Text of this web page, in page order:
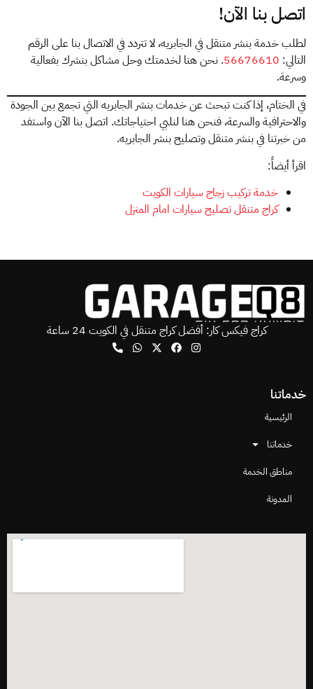
اتصل بنا الآن!
لطلب خدمة بنشر متنقل في الجابريه، لا تتردد في الاتصال بنا على الرقم
التالي: 56676610. نحن هنا لخدمتك وحل مشاكل بنشرك بفعالية
وسرعة.
في الختام، إذا كنت تبحث عن خدمات بنشر الجابريه التي تجمع بين الجودة
والاحترافية والسرعة، فنحن هنا لنلبي احتياجاتك. اتصل بنا الآن واستفد
من خبرتنا في بنشر متنقل وتصليح بنشر الجابريه.
اقرأ أيضاً:
خدمة تركيب زجاج سيارات الكويت
كراج متنقل تصليح سيارات امام المنزل
كراج فيكس كار: أفضل كراج متنقل في الكويت 24 ساعة
خدماتنا
الرئيسية
خدماتنا
مناطق الخدمة
المدونة